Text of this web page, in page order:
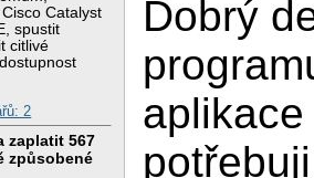
Catalyst
spustit
citlivé
2
zaplatit 567
způsobené
Dobrý